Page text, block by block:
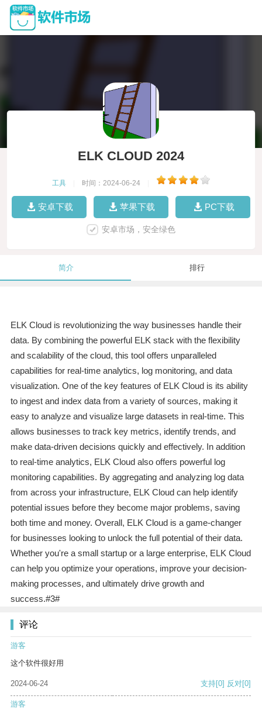
ELK CLOUD 2024
工具 时间：2024-06-24
安卓下载 苹果下载 PC下载
安卓市场，安全绿色
简介 排行
ELK Cloud is revolutionizing the way businesses handle their
data. By combining the powerful ELK stack with the flexibility
and scalability of the cloud, this tool offers unparalleled
capabilities for real-time analytics, log monitoring, and data
visualization. One of the key features of ELK Cloud is its ability
to ingest and index data from a variety of sources, making it
easy to analyze and visualize large datasets in real-time. This
allows businesses to track key metrics, identify trends, and
make data-driven decisions quickly and effectively. In addition
to real-time analytics, ELK Cloud also offers powerful log
monitoring capabilities. By aggregating and analyzing log data
from across your infrastructure, ELK Cloud can help identify
potential issues before they become major problems, saving
both time and money. Overall, ELK Cloud is a game-changer
for businesses looking to unlock the full potential of their data.
Whether you're a small startup or a large enterprise, ELK Cloud
can help you optimize your operations, improve your decision-
making processes, and ultimately drive growth and
success.#3#
评论
游客
这个软件很好用
2024-06-24 支持[0] 反对[0]
游客